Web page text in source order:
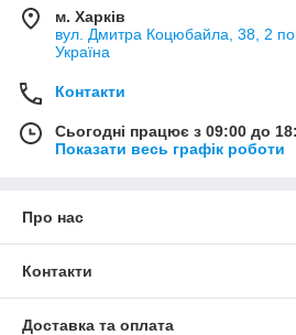
м. Харків
вул. Дмитра Коцюбайла, 38, 2
Україна
Контакти
Сьогодні працює з 09:00 до
Показати весь графік роботи
Про нас
Контакти
Доставка та оплата